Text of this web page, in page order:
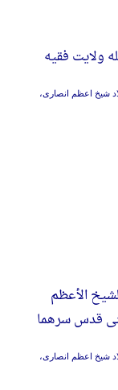
ولایت فقیه
شیخ اعظم انصاری،
الأعظم
قدس سرهما
شیخ اعظم انصاری،